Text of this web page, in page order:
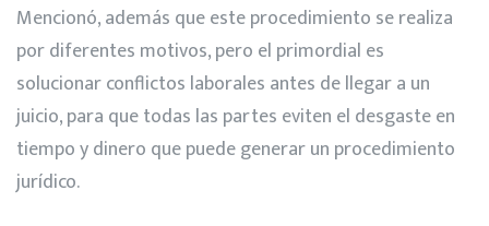
Mencionó, además que este procedimiento se realiza
por diferentes motivos, pero el primordial es
solucionar conflictos laborales antes de llegar a un
juicio, para que todas las partes eviten el desgaste en
tiempo y dinero que puede generar un procedimiento
jurídico.